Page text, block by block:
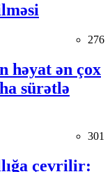
276
həyat ən çox
sürətlə
301
çevrilir: